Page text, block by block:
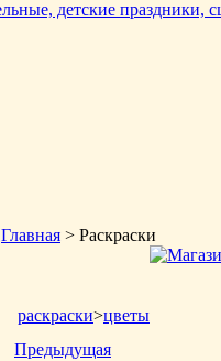
Главная > Раскраски
раскраски>цветы
Предыдущая